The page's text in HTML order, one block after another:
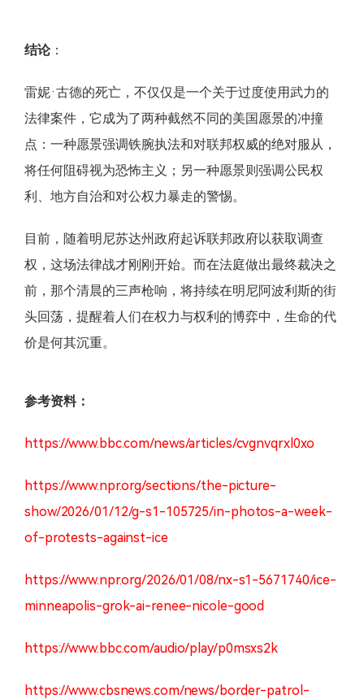
结论：
雷妮·古德的死亡，不仅仅是一个关于过度使用武力的
法律案件，它成为了两种截然不同的美国愿景的冲撞
点：一种愿景强调铁腕执法和对联邦权威的绝对服从，
将任何阻碍视为恐怖主义；另一种愿景则强调公民权
利、地方自治和对公权力暴走的警惕。
目前，随着明尼苏达州政府起诉联邦政府以获取调查
权，这场法律战才刚刚开始。而在法庭做出最终裁决之
前，那个清晨的三声枪响，将持续在明尼阿波利斯的街
头回荡，提醒着人们在权力与权利的博弈中，生命的代
价是何其沉重。
参考资料：
https://www.bbc.com/news/articles/cvgnvqrxl0xo
https://www.npr.org/sections/the-picture-
show/2026/01/12/g-s1-105725/in-photos-a-week-
of-protests-against-ice
https://www.npr.org/2026/01/08/nx-s1-5671740/ice-
minneapolis-grok-ai-renee-nicole-good
https://www.bbc.com/audio/play/p0msxs2k
https://www.cbsnews.com/news/border-patrol-